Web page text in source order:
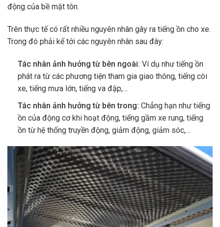
động của bề mặt tôn.
Trên thực tế có rất nhiều nguyên nhân gây ra tiếng ồn cho xe.
Trong đó phải kể tới các nguyên nhân sau đây:
Tác nhân ảnh hưởng từ bên ngoài: Ví dụ như tiếng ồn
phát ra từ các phương tiện tham gia giao thông, tiếng còi
xe, tiếng mưa lớn, tiếng va đập,…
Tác nhân ảnh hưởng từ bên trong: Chẳng hạn như tiếng
ồn của động cơ khi hoạt động, tiếng gầm xe rung, tiếng
ồn từ hệ thống truyền động, giảm động, giảm sóc,…